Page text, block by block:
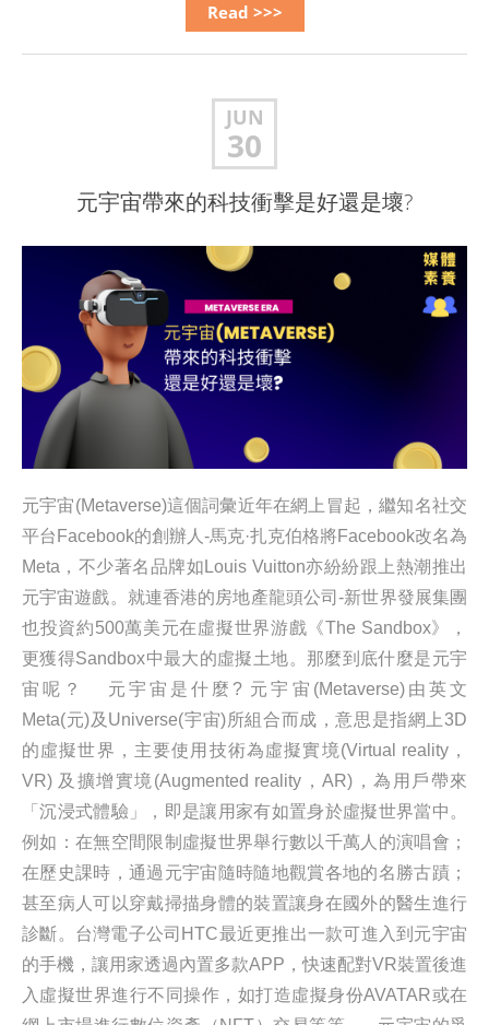
Read >>>
JUN
30
元宇宙帶來的科技衝擊是好還是壞?
元宇宙(Metaverse)這個詞彙近年在網上冒起，繼知名社交
平台Facebook的創辦人-馬克·扎克伯格將Facebook改名為
Meta，不少著名品牌如Louis Vuitton亦紛紛跟上熱潮推出
元宇宙遊戲。就連香港的房地產龍頭公司-新世界發展集團
也投資約500萬美元在虛擬世界游戲《The Sandbox》，
更獲得Sandbox中最大的虛擬土地。那麼到底什麼是元宇
宙呢？ 元宇宙是什麼? 元宇宙(Metaverse)由英文
Meta(元)及Universe(宇宙)所組合而成，意思是指網上3D
的虛擬世界，主要使用技術為虛擬實境(Virtual reality，
VR) 及擴增實境(Augmented reality，AR)，為用戶帶來
「沉浸式體驗」，即是讓用家有如置身於虛擬世界當中。
例如：在無空間限制虛擬世界舉行數以千萬人的演唱會；
在歷史課時，通過元宇宙隨時隨地觀賞各地的名勝古蹟；
甚至病人可以穿戴掃描身體的裝置讓身在國外的醫生進行
診斷。台灣電子公司HTC最近更推出一款可進入到元宇宙
的手機，讓用家透過內置多款APP，快速配對VR裝置後進
入虛擬世界進行不同操作，如打造虛擬身份AVATAR或在